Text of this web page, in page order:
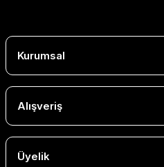
Kurumsal
Alışveriş
Üyelik